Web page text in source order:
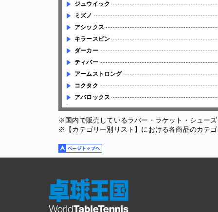
ジュウイック
ミズノ
アシックス
キラースピン
ダーカー
ティバー
アームストロング
コクタク
アバロックス
※国内で販売しているラバー・ラケット・シュー
※【カテゴリー別リスト】における各商品のカテ